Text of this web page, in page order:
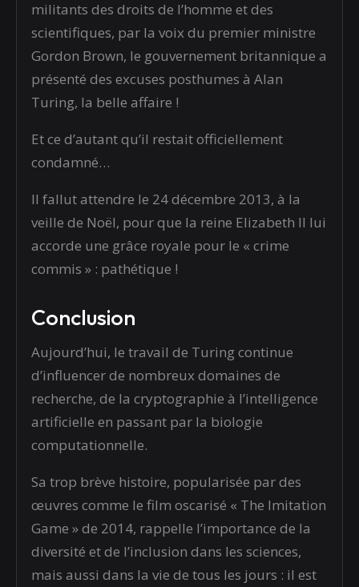
militants des droits de l’homme et des
scientifiques, par la voix du premier ministre
Gordon Brown, le gouvernement britannique a
présenté des excuses posthumes à Alan
Turing, la belle affaire !
Et ce d’autant qu’il restait officiellement
condamné…
Il fallut attendre le 24 décembre 2013, à la
veille de Noël, pour que la reine Elizabeth II lui
accorde une grâce royale pour le « crime
commis » : pathétique !
Conclusion
Aujourd’hui, le travail de Turing continue
d’influencer de nombreux domaines de
recherche, de la cryptographie à l’intelligence
artificielle en passant par la biologie
computationnelle.
Sa trop brève histoire, popularisée par des
œuvres comme le film oscarisé « The Imitation
Game » de 2014, rappelle l’importance de la
diversité et de l’inclusion dans les sciences,
mais aussi dans la vie de tous les jours : il est